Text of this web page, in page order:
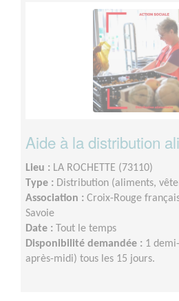
Aide à la distribution
Lieu : LA ROCHETTE (73110)
Type : Distribution (aliments,
Association : Croix-Rouge
Savoie
Date : Tout le temps
Disponibilité demandée : 1
après-midi) tous les 15 jours.